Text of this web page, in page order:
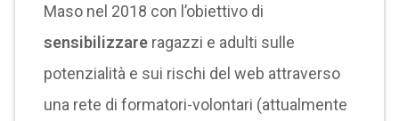
Maso nel 2018 con l’obiettivo di
sensibilizzareragazzi e adulti sulle
potenzialità e sui rischi del web attraverso
una rete di formatori-volontari (attualmente